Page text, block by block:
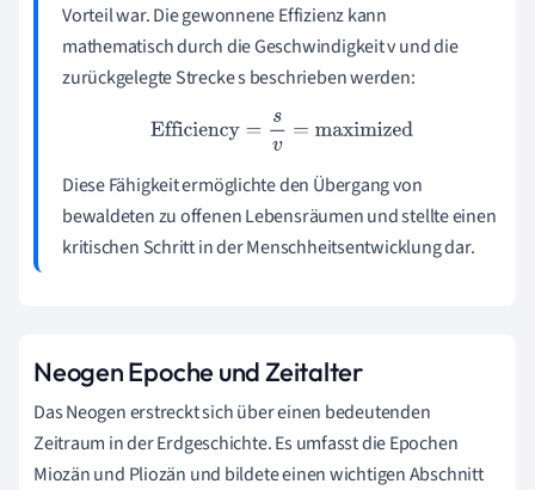
Vorteil war. Die gewonnene Effizienz kann
mathematisch durch die Geschwindigkeit v und die
zurückgelegte Strecke s beschrieben werden:
Efficiency= sv= maximized
Diese Fähigkeit ermöglichte den Übergang von
bewaldeten zu offenen Lebensräumen und stellte einen
kritischen Schritt in der Menschheitsentwicklung dar.
Neogen Epoche und Zeitalter
Das Neogen erstreckt sich über einen bedeutenden
Zeitraum in der Erdgeschichte. Es umfasst die Epochen
Miozän und Pliozän und bildete einen wichtigen Abschnitt